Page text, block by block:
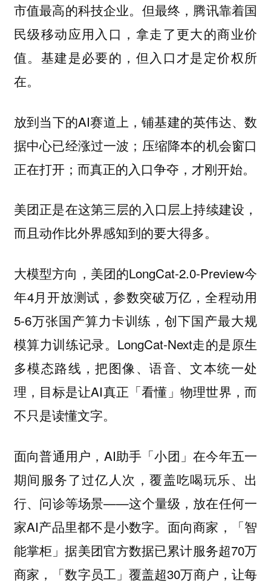
市值最高的科技企业。但最终，腾讯靠着国
民级移动应用入口，拿走了更大的商业价
值。基建是必要的，但入口才是定价权所
在。
放到当下的AI赛道上，铺基建的英伟达、数
据中心已经涨过一波；压缩降本的机会窗口
正在打开；而真正的入口争夺，才刚开始。
美团正是在这第三层的入口层上持续建设，
而且动作比外界感知到的要大得多。
大模型方向，美团的LongCat-2.0-Preview今
年4月开放测试，参数突破万亿，全程动用
5-6万张国产算力卡训练，创下国产最大规
模算力训练记录。LongCat-Next走的是原生
多模态路线，把图像、语音、文本统一处
理，目标是让AI真正「看懂」物理世界，而
不只是读懂文字。
面向普通用户，AI助手「小团」在今年五一
期间服务了过亿人次，覆盖吃喝玩乐、出
行、问诊等场景——这个量级，放在任何一
家AI产品里都不是小数字。面向商家，「智
能掌柜」据美团官方数据已累计服务超70万
商家，「数字员工」覆盖超30万商户，让每